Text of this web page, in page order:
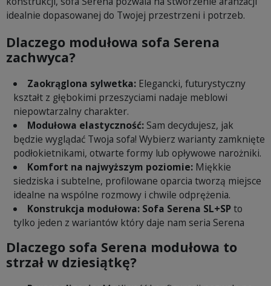
idealnie dopasowanej do Twojej przestrzeni i potrzeb.
Dlaczego modułowa sofa Serena
zachwyca?
Zaokrąglona sylwetka:Elegancki, futurystyczny
kształt z głębokimi przeszyciami nadaje meblowi
niepowtarzalny charakter.
Modułowa elastyczność:Sam decydujesz, jak
będzie wyglądać Twoja sofa! Wybierz warianty zamknięte
podłokietnikami, otwarte formy lub opływowe narożniki.
Komfort na najwyższym poziomie:Miękkie
siedziska i subtelne, profilowane oparcia tworzą miejsce
idealne na wspólne rozmowy i chwile odprężenia.
Konstrukcja modułowa: Sofa Serena SL+SPto
tylko jeden z wariantów który daje nam seria Serena
Dlaczego sofa Serena modułowa to
strzał w dziesiątkę?